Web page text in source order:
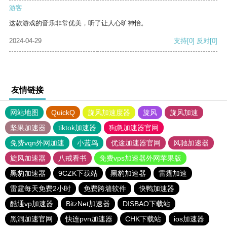
游客
这款游戏的音乐非常优美，听了让人心旷神怡。
2024-04-29 支持[0] 反对[0]
友情链接
网站地图 QuickQ 旋风加速度器 旋风
旋风加速
坚果加速器
tiktok加速器
狗急加速器官网
免费vqn外网加速
小蓝鸟 优途加速器官网
风驰加速器
旋风加速器
八戒看书
免费vps加速器外网苹果版
黑豹加速器
9CZK下载站 黑豹加速器
雷霆加速
雷霆每天免费2小时
免费跨墙软件
快鸭加速器
酷通vp加速器
BitzNet加速器
DISBAO下载站
黑洞加速官网
快连pvn加速器 CHK下载站 ios加速器